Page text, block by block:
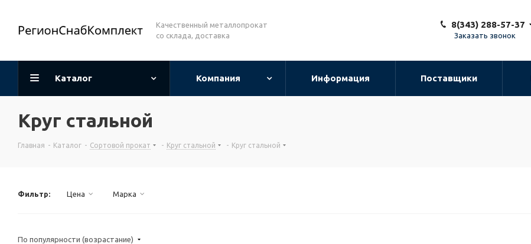
Качественный металлопрокат
со склада, доставка
8(343) 288-57-37
Заказать звонок
Каталог Компания Информация Поставщики
Круг стальной
Главная - Каталог - Сортовой прокат - Круг стальной - Круг стальной
Фильтр: Цена Марка
По популярности (возрастание)